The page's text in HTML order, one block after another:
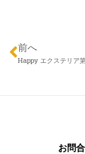
前へ
お問